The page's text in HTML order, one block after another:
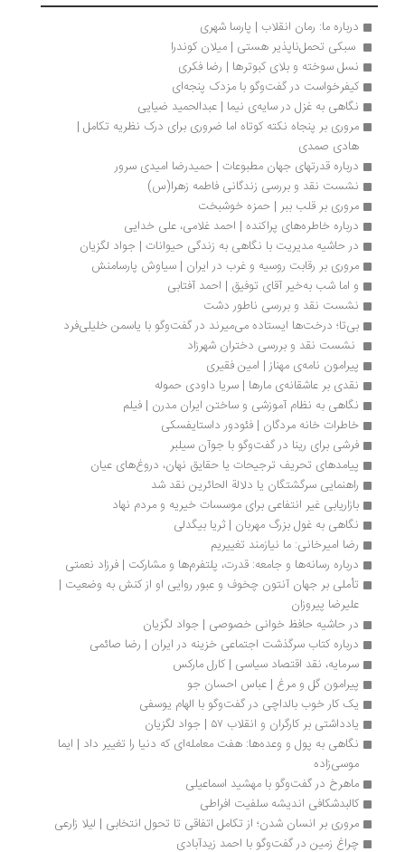
درباره ما: رمان انقلاب | پارسا شهری
سبکی تحمل‌ناپذیر هستی | میلان کوندرا
نسل سوخته و بلای کبوترها | رضا فکری
کیفرخواست در گفت‌وگو با مزدک پنجه‌ای
نگاهی به غزل در سایه‌ی نیما | عبدالحمید ضیایی
هادی صمدی
درباره قدرتهای جهان مطبوعات | حمیدرضا امیدی سرور
نشست نقد و بررسی زندگانی فاطمه زهرا(س)
مروری بر قلب ببر | حمزه خوشبخت
درباره خاطره‌های پراکنده | احمد غلامی، علی خدایی
در حاشیه مدیریت با نگاهی به زندگی حیوانات | جواد لگزیان
مروری بر رقابت روسیه و غرب در ایران | سیاوش پارسامنش
و اما شب به‌خیر آقای توفیق | احمد آفتابی
نشست نقد و بررسی ناطور دشت
بی‌تا؛ درخت‌ها ایستاده می‌میرند در گفت‌وگو‌ با یاسمن خلیلی‌فرد
نشست نقد و بررسی دختران شهرزاد
پیرامون نامه‌ی مهناز | امین فقیری
نقدی بر عاشقانه‌ی مارها | سریا داودی حموله
نگاهی به نظام آموزشی و ساختن ایران مدرن | فیلم
خاطرات خانه مردگان | فئودور داستایفسکی
فرشی برای رینا در گفت‌وگو با جوآن سیلبر
پیامدهای تحریف ترجیحات یا حقایق نهان، دروغ‌های عیان
راهنمایی سرگشتگان یا دلالة الحائرین نقد شد
بازاریابی غیر انتفاعی برای موسسات خیریه و مردم نهاد
نگاهی به غول بزرگ مهربان | ثریا بیگدلی
رضا امیرخانی: ما نیازمند تغییریم
درباره رسانه‌ها و جامعه: قدرت، پلتفرم‌ها و مشارکت | فرزاد نعمتی
تأملی بر جهان آنتون چخوف و عبور روایی او از کنش به وضعیت |
علیرضا پیروزان
در حاشیه حافظ‌ خوانی خصوصی | جواد لگزیان
درباره کتاب سرگذشت اجتماعی خزینه در ایران | رضا صائمی
سرمایه، نقد اقتصاد سیاسی | کارل مارکس
پیرامون گل و مرغ | عباس احسان جو
یک کار خوب بالداچی در گفت‌وگو با الهام یوسفی
یادداشتی بر کارگران و انقلاب ۵۷ | جواد لگزیان
نگاهی به پول و وعده‌ها: هفت معامله‌ای که دنیا را تغییر داد | ایما
موسی‌زاده
ماهرخ در گفت‌وگو با مهشید اسماعیلی
کالبدشکافی اندیشه سلفیت افراطی
مروری بر انسان شدن؛ از تکامل اتفاقی تا تحول انتخابی | لیلا زارعی
چراغ زمین در گفت‌وگو با احمد زیدآبادی